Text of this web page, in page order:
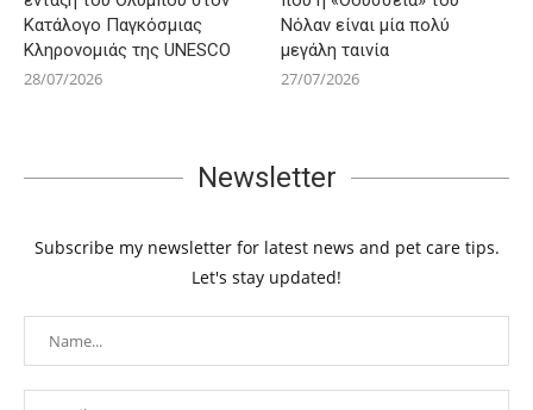
Κατάλογο Παγκόσμιας
Κληρονομιάς της UNESCO
28/07/2026
Νόλαν είναι μία πολύ
μεγάλη ταινία
27/07/2026
Newsletter
Subscribe my newsletter for latest news and pet care tips.
Let's stay updated!